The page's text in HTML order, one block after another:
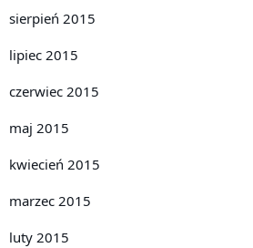
sierpień 2015
lipiec 2015
czerwiec 2015
maj 2015
kwiecień 2015
marzec 2015
luty 2015